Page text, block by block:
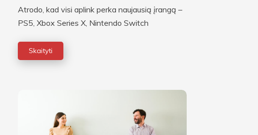
Atrodo, kad visi aplink perka naujausią įrangą –
PS5, Xbox Series X, Nintendo Switch
Skaityti